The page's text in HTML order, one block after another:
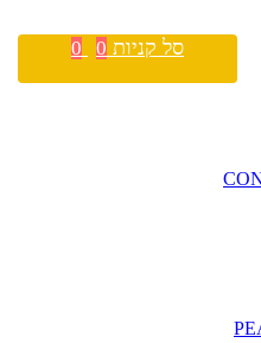
סל קניות 0
0